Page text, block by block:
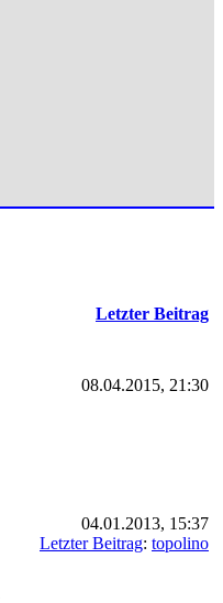
Letzter Beitrag
08.04.2015, 21:30
04.01.2013, 15:37
Letzter Beitrag: topolino